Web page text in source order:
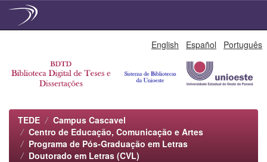
English Español Português
TEDE
Campus Cascavel
Centro de Educação, Comunicação e Artes
Programa de Pós-Graduação em Letras
Doutorado em Letras (CVL)